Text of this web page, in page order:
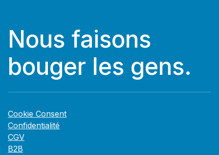
Nous faisons
bouger les gens.
Cookie Consent
Confidentialité
CGV
B2B